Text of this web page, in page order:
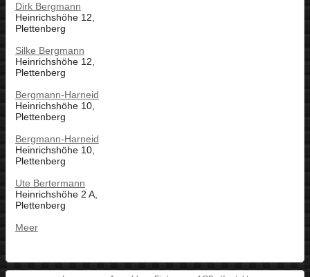
Dirk Bergmann
Heinrichshöhe 12,
Plettenberg
Silke Bergmann
Heinrichshöhe 12,
Plettenberg
Bergmann-Harneid
Heinrichshöhe 10,
Plettenberg
Bergmann-Harneid
Heinrichshöhe 10,
Plettenberg
Ute Bertermann
Heinrichshöhe 2 A,
Plettenberg
Meer